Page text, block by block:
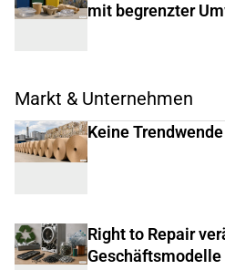
mit begrenzter
Markt & Unternehmen
Keine
Right to Repair
Geschäftsmodelle